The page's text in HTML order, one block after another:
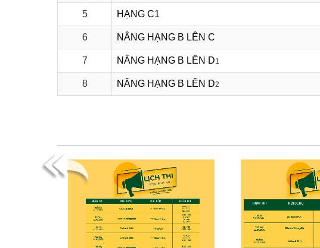
5 HẠNG C1
6 NÂNG HẠNG B LÊN C
7 NÂNG HẠNG B LÊN D1
8 NÂNG HẠNG B LÊN D2